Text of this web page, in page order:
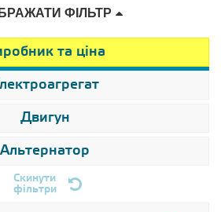
ФІЛЬТР
та ціна
Двигун
Альтернатор
Скинути
фільтри